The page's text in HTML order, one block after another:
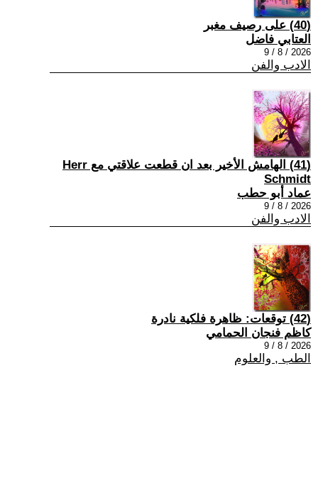
(40) على رصيف مغبر
العتابي فاضل
2026 / 8 / 9
الادب والفن
(41) الهامش الأخير بعد ان قطعت علاقتي مع Herr
Schmidt
عماد أبو حطب
2026 / 8 / 9
الادب والفن
(42) توقعات: ظاهرة فلكية نادرة
كاظم فنجان الحمامي
2026 / 8 / 9
الطب , والعلوم